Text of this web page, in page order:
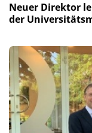
Neuer Direktor
der